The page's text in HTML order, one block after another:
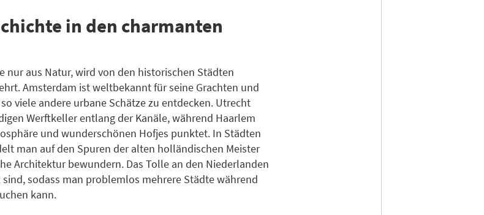
in den charmanten
nur aus Natur, wird von den historischen Städten
Amsterdam ist weltbekannt für seine Grachten und
viele andere urbane Schätze zu entdecken. Utrecht
Werftkeller entlang der Kanäle, während Haarlem
und wunderschönen Hofjes punktet. In Städten
man auf den Spuren der alten holländischen Meister
Architektur bewundern. Das Tolle an den Niederlanden
sind, sodass man problemlos mehrere Städte während
kann.